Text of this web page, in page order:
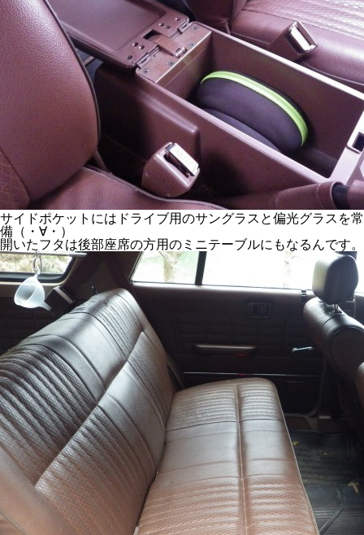
サイドポケットにはドライブ用のサングラスと偏光グラスを常
備（・∀・）
開いたフタは後部座席の方用のミニテーブルにもなるんです。